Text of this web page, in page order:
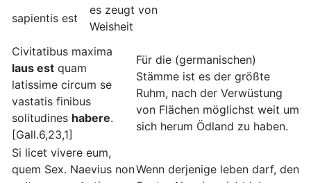
sapientis est
es zeugt von
Weisheit
Civitatibus maxima
laus est quam
latissime circum se
vastatis finibus
solitudines habere.
[Gall.6,23,1]
Für die (germanischen)
Stämme ist es der größte
Ruhm, nach der Verwüstung
von Flächen möglichst weit um
sich herum Ödland zu haben.
Si licet vivere eum,
quem Sex. Naevius nonWenn derjenige leben darf, den